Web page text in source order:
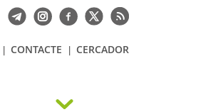
CONTACTE CERCADOR